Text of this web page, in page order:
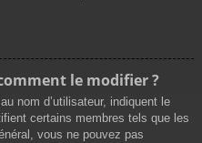
le modifier ?
nom d’utilisateur, indiquent le
certains membres tels que les
vous ne pouvez pas